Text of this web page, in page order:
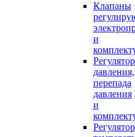
Клапаны
и
давления,
перепада
давления
и